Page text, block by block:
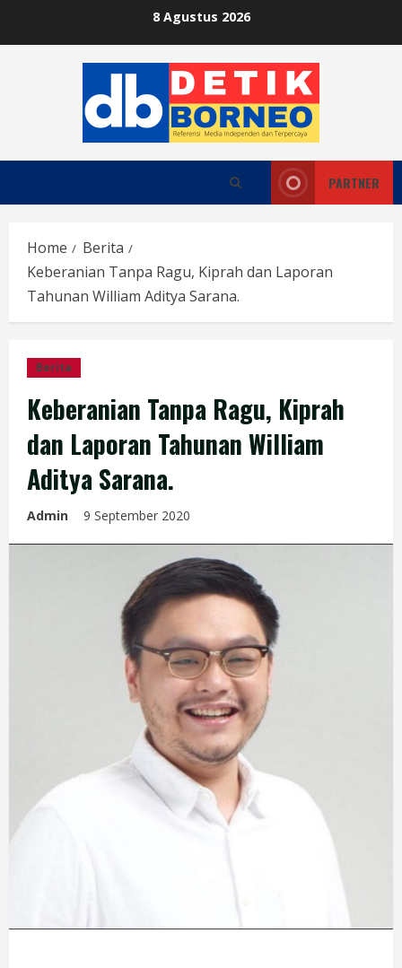
8 Agustus 2026
PARTNER
Home
Berita
Keberanian Tanpa Ragu, Kiprah dan Laporan
Tahunan William Aditya Sarana.
Berita
Keberanian Tanpa Ragu, Kiprah
dan Laporan Tahunan William
Aditya Sarana.
Admin 9 September 2020